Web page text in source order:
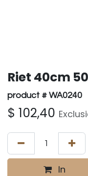
Riet 40cm
product # WA0240
$ 102,40
In